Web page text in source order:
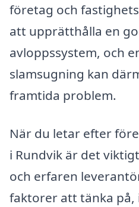
företag och
att upprätthålla en
avloppssystem, och
slamsugning kan
framtida problem.
När du letar efter
i Rundvik är det
och erfaren
faktorer att tänka på,